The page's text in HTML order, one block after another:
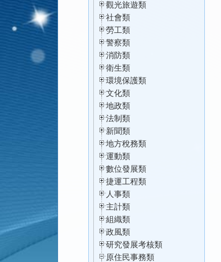
觀光旅遊類
社會類
勞工類
警察類
消防類
衛生類
環境保護類
文化類
地政類
法制類
新聞類
地方稅務類
運動類
數位發展類
捷運工程類
人事類
主計類
組織類
政風類
研究發展考核類
原住民事務類